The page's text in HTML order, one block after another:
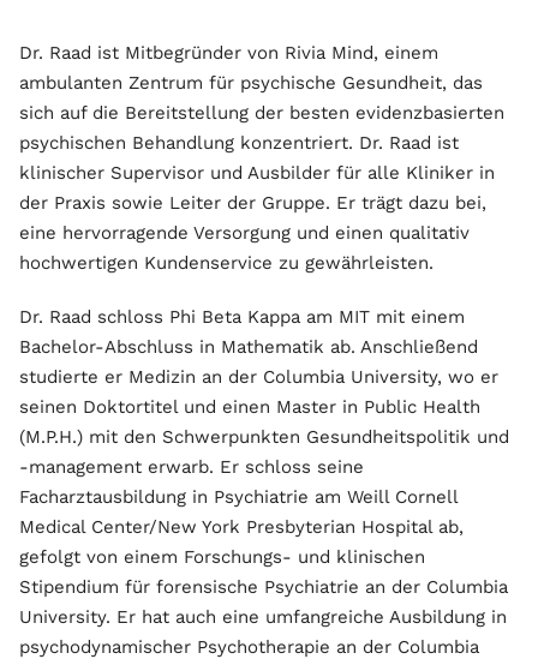
Dr. Raad ist Mitbegründer von Rivia Mind, einem
ambulanten Zentrum für psychische Gesundheit, das
sich auf die Bereitstellung der besten evidenzbasierten
psychischen Behandlung konzentriert. Dr. Raad ist
klinischer Supervisor und Ausbilder für alle Kliniker in
der Praxis sowie Leiter der Gruppe. Er trägt dazu bei,
eine hervorragende Versorgung und einen qualitativ
hochwertigen Kundenservice zu gewährleisten.
Dr. Raad schloss Phi Beta Kappa am MIT mit einem
Bachelor-Abschluss in Mathematik ab. Anschließend
studierte er Medizin an der Columbia University, wo er
seinen Doktortitel und einen Master in Public Health
(M.P.H.) mit den Schwerpunkten Gesundheitspolitik und
-management erwarb. Er schloss seine
Facharztausbildung in Psychiatrie am Weill Cornell
Medical Center/New York Presbyterian Hospital ab,
gefolgt von einem Forschungs- und klinischen
Stipendium für forensische Psychiatrie an der Columbia
University. Er hat auch eine umfangreiche Ausbildung in
psychodynamischer Psychotherapie an der Columbia